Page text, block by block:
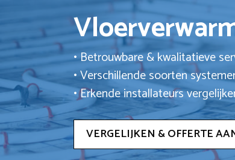
• Betrouwbare & kwalitatieve
• Verschillende soorten
• Erkende installateurs
VERGELIJKEN & OFFERTE